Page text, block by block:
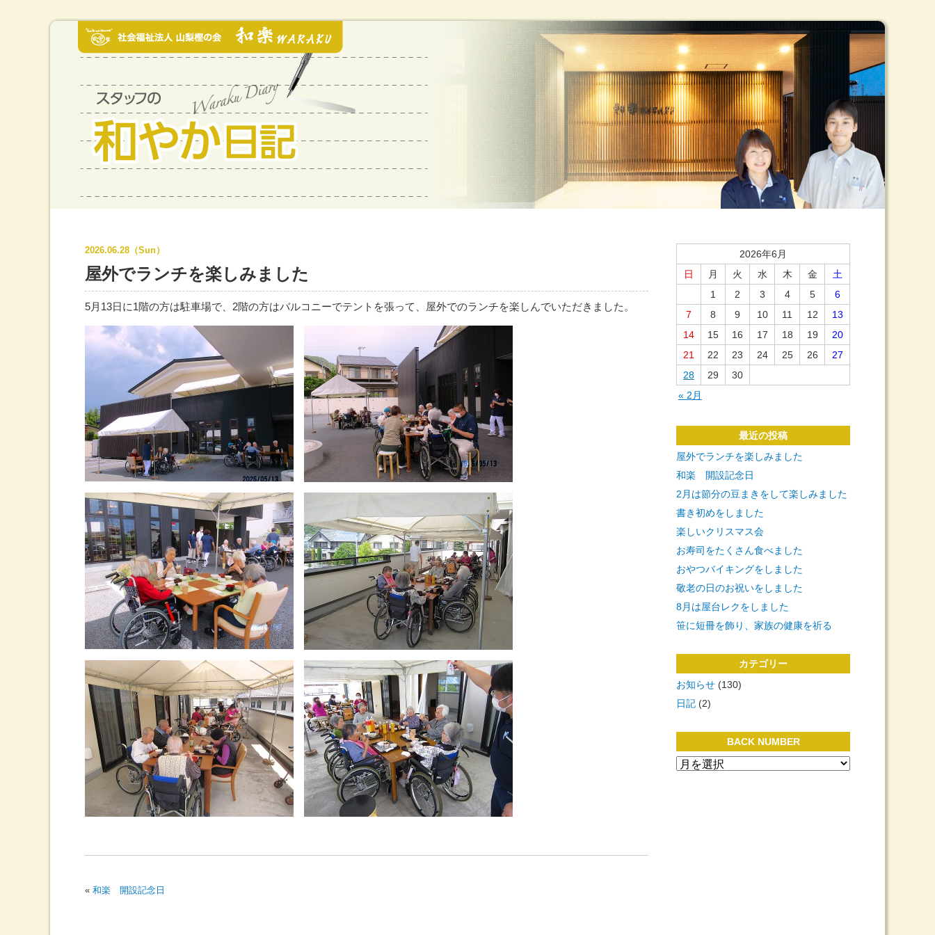
2026.06.28（Sun）
屋外でランチを楽しみました
5月13日に1階の方は駐車場で、2階の方はバルコニーでテントを張って、屋外でのランチを楽しんでいただきました。
« 和楽 開設記念日
2026年6月
日
月 火 水 木 金 土
« 2月
1 2 3 4 5
6
7
8 9 10 11 12
13
14
15 16 17 18 19
20
21
22 23 24 25 26
27
28
29 30
最近の投稿
屋外でランチを楽しみました
和楽 開設記念日
2月は節分の豆まきをして楽しみました
書き初めをしました
楽しいクリスマス会
お寿司をたくさん食べました
おやつバイキングをしました
敬老の日のお祝いをしました
8月は屋台レクをしました
笹に短冊を飾り、家族の健康を祈る
カテゴリー
お知らせ (130)
日記 (2)
BACK NUMBER